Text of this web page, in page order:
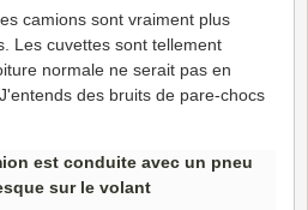
camions sont vraiment plus
Les cuvettes sont tellement
normale ne serait pas en
des bruits de pare-chocs